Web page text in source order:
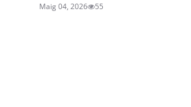
Maig 04, 2026 55